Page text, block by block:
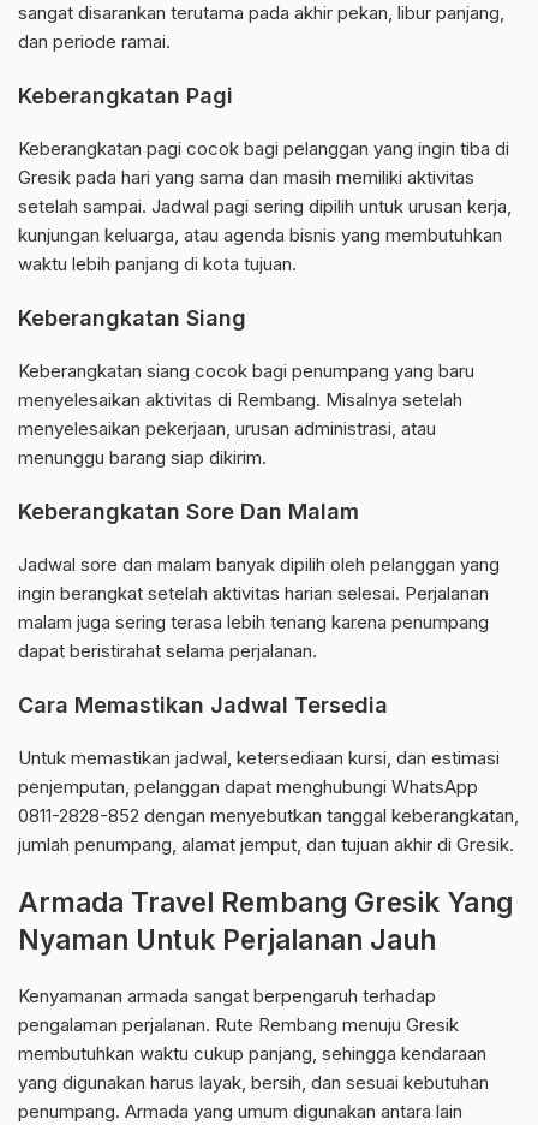
sangat disarankan terutama pada akhir pekan, libur panjang,
dan periode ramai.
Keberangkatan Pagi
Keberangkatan pagi cocok bagi pelanggan yang ingin tiba di
Gresik pada hari yang sama dan masih memiliki aktivitas
setelah sampai. Jadwal pagi sering dipilih untuk urusan kerja,
kunjungan keluarga, atau agenda bisnis yang membutuhkan
waktu lebih panjang di kota tujuan.
Keberangkatan Siang
Keberangkatan siang cocok bagi penumpang yang baru
menyelesaikan aktivitas di Rembang. Misalnya setelah
menyelesaikan pekerjaan, urusan administrasi, atau
menunggu barang siap dikirim.
Keberangkatan Sore Dan Malam
Jadwal sore dan malam banyak dipilih oleh pelanggan yang
ingin berangkat setelah aktivitas harian selesai. Perjalanan
malam juga sering terasa lebih tenang karena penumpang
dapat beristirahat selama perjalanan.
Cara Memastikan Jadwal Tersedia
Untuk memastikan jadwal, ketersediaan kursi, dan estimasi
penjemputan, pelanggan dapat menghubungi WhatsApp
0811-2828-852 dengan menyebutkan tanggal keberangkatan,
jumlah penumpang, alamat jemput, dan tujuan akhir di Gresik.
Armada Travel Rembang Gresik Yang
Nyaman Untuk Perjalanan Jauh
Kenyamanan armada sangat berpengaruh terhadap
pengalaman perjalanan. Rute Rembang menuju Gresik
membutuhkan waktu cukup panjang, sehingga kendaraan
yang digunakan harus layak, bersih, dan sesuai kebutuhan
penumpang. Armada yang umum digunakan antara lain